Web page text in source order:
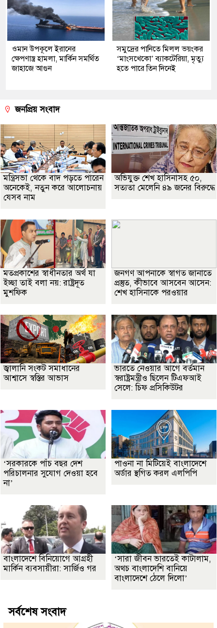
ওমান উপকূলে ইরানের
ক্ষেপণাস্ত্র হামলা, মার্কিন সমর্থিত
জাহাজে আগুন
সমুদ্রের পানিতে মিলল ভয়ংকর
‘মাংসখেকো’ ব্যাকটেরিয়া, মৃত্যু
হতে পারে তিন দিনেই
জনপ্রিয় সংবাদ
মন্ত্রিসভা থেকে বাদ পড়তে পারেন
অনেকেই, নতুন করে আলোচনায়
যেসব নাম
অভিযুক্ত শেখ হাসিনাসহ ৫০,
সত্যতা মেলেনি ৪৯ জনের বিরুদ্ধে
মতপ্রকাশের স্বাধীনতার অর্থ যা
ইচ্ছা তাই বলা নয়: রাষ্ট্রদূত
মুশফিক
জনগণ আপনাকে স্বাগত জানাতে
প্রস্তুত, কীভাবে আসবেন আসেন:
শেখ হাসিনাকে পরওয়ার
জ্বালানি সংকট সমাধানের
আশ্বাসে স্বস্তির আভাস
ভারতে নেওয়ার আগে বর্তমান
স্বরাষ্ট্রমন্ত্রীও ছিলেন টিএফআই
সেলে: চিফ প্রসিকিউটর
‘সরকারকে পাঁচ বছর দেশ
পরিচালনার সুযোগ দেওয়া হবে
না’
পাওনা না মিটিয়েই বাংলাদেশে
অর্ডার স্থগিত করল এলপিপি
বাংলাদেশে বিনিয়োগে আগ্রহী
মার্কিন ব্যবসায়ীরা: সার্জিও গর
‘সারা জীবন ভারতেই কাটালাম,
অথচ বাংলাদেশি বানিয়ে
বাংলাদেশে ঠেলে দিলো’
সর্বশেষ সংবাদ